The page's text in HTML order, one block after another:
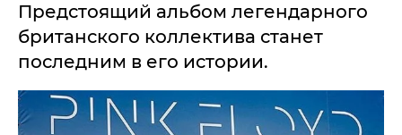
Предстоящий альбом легендарного
британского коллектива станет
последним в его истории.